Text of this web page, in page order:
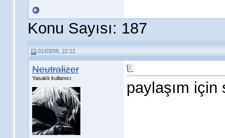
Konu Sayısı: 187
01/03/08, 22:12
Neutralizer
Yasaklı kullanıcı
paylaşım için